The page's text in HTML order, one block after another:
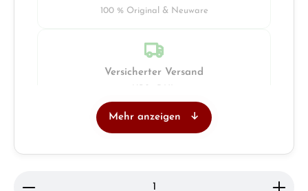
100 % Original & Neuware
Versicherter Versand
Mehr anzeigen
Produkt Anzahl: Gib den gewünschten Wert ein